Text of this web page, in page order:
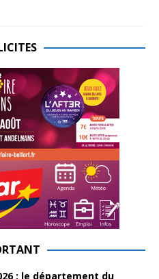
: le département du